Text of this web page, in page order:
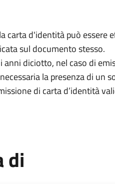
carta d'identità può essere
sul documento stesso.
anni diciotto, nel caso di
la presenza di un
di carta d’identità
di